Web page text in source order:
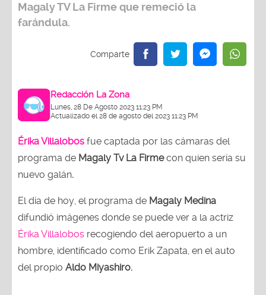
Magaly TV La Firmeque remeció la
farándula.
Redacción La Zona
Lunes, 28 De Agosto 2023 11:23 PM
Actualizado el 28 de agosto del 2023 11:23 PM
Érika Villalobos fue captada por las cámaras del
programa de Magaly Tv La Firmecon quien sería su
nuevo galán.
El día de hoy, el programa de Magaly Medina
difundió imágenes donde se puede ver a la actriz
Érika Villalobos recogiendo del aeropuerto a un
hombre, identificado como Erik Zapata, en el auto
del propio Aldo Miyashiro.